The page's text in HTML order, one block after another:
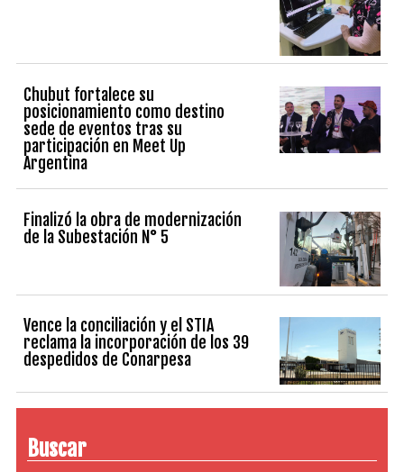
Chubut fortalece su
posicionamiento como destino
sede de eventos tras su
participación en Meet Up
Argentina
Finalizó la obra de modernización
de la Subestación N° 5
Vence la conciliación y el STIA
reclama la incorporación de los 39
despedidos de Conarpesa
Buscar